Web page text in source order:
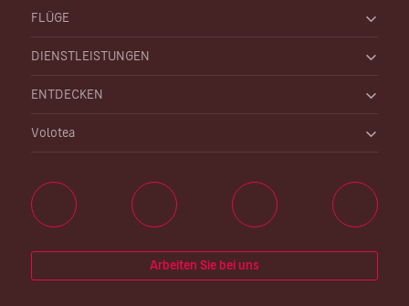
FLÜGE
DIENSTLEISTUNGEN
ENTDECKEN
Volotea
Arbeiten Sie bei uns